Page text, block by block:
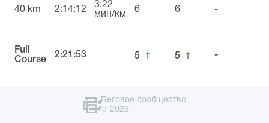
40 km 2:14:12
3:22
мин/км
6 6 -
Full
Course
2:21:53 5 ↑ 5 ↑ -
Беговое сообщество
© 2026